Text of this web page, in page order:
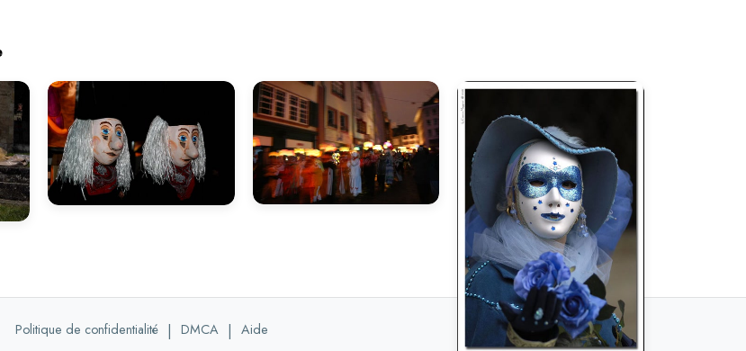
Politique de confidentialité | DMCA | Aide